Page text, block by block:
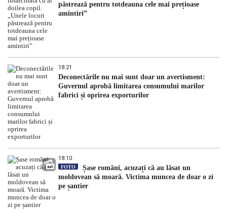
păstrează pentru totdeauna cele mai prețioase
amintiri”
18:21
Deconectările nu mai sunt doar un avertisment:
Guvernul aprobă limitarea consumului marilor
fabrici și oprirea exporturilor
18:10
FOTO
Șase români, acuzați că au lăsat un
moldovean să moară. Victima muncea de doar o zi
pe șantier